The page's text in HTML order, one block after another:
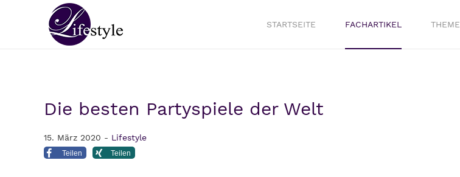
STARTSEITE FACHARTIKEL
Die besten Partyspiele der Welt
15. März 2020 - Lifestyle
Teilen Teilen